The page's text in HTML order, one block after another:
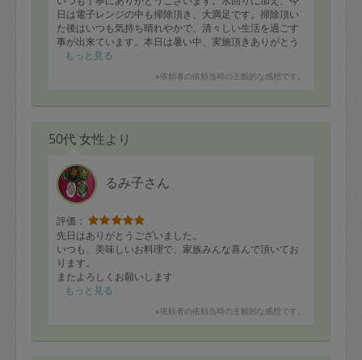
日は電子レンジの中も掃除頂き、大満足です。掃除頂い
た後はいつも気持ち晴れやかで、清々しい生活を過ごす
事が出来ています。本日は暑い中、実施頂きありがとう
ございました。
もっと見る
※依頼者の依頼当時の主観的な感想です。
50代 女性より
るみ子さん
評価：
先日はありがとうございました。
いつも、美味しいお料理で、家族みんな喜んで頂いてお
ります。
またよろしくお願いします
もっと見る
※依頼者の依頼当時の主観的な感想です。